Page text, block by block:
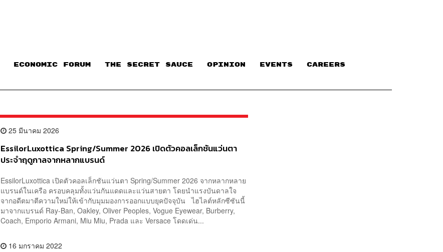
ECONOMIC FORUM THE SECRET SAUCE​ OPINION EVENTS CAREERS
25 มีนาคม 2026
EssilorLuxottica Spring/Summer 2026 เปิดตัวคอลเล็กชันแว่นตา
ประจำฤดูกาลจากหลากแบรนด์
EssilorLuxottica เปิดตัวคอลเล็กชันแว่นตา Spring/Summer 2026 จากหลากหลาย
แบรนด์ในเครือ ครอบคลุมทั้งแว่นกันแดดและแว่นสายตา โดยนำแรงบันดาลใจ
จากอดีตมาตีความใหม่ให้เข้ากับมุมมองการออกแบบยุคปัจจุบัน ไฮไลต์หลักซีซันนี้
มาจากแบรนด์ Ray-Ban, Oakley, Oliver Peoples, Vogue Eyewear, Burberry,
Coach, Emporio Armani, Miu Miu, Prada และ Versace โดดเด่น...
16 มกราคม 2022